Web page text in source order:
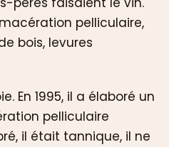
pelliculaire,
bois, levures
En 1995, il a élaboré un
pelliculaire
il était tannique, il ne